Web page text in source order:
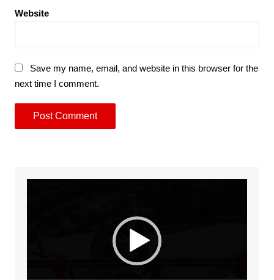
Website
Save my name, email, and website in this browser for the
next time I comment.